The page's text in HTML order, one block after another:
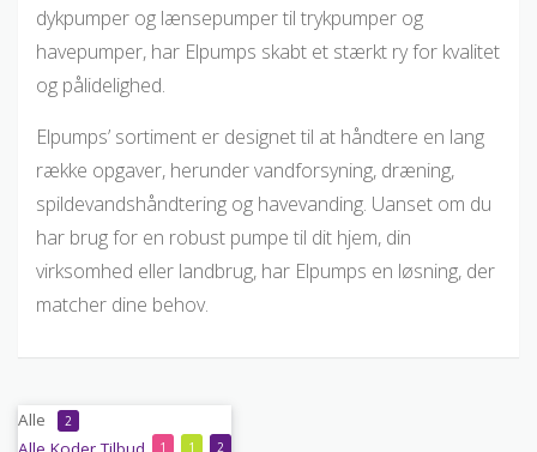
dykpumper og lænsepumper til trykpumper og
havepumper, har Elpumps skabt et stærkt ry for kvalitet
og pålidelighed.
Elpumps’ sortiment er designet til at håndtere en lang
række opgaver, herunder vandforsyning, dræning,
spildevandshåndtering og havevanding. Uanset om du
har brug for en robust pumpe til dit hjem, din
virksomhed eller landbrug, har Elpumps en løsning, der
matcher dine behov.
Alle 2
2
1
1